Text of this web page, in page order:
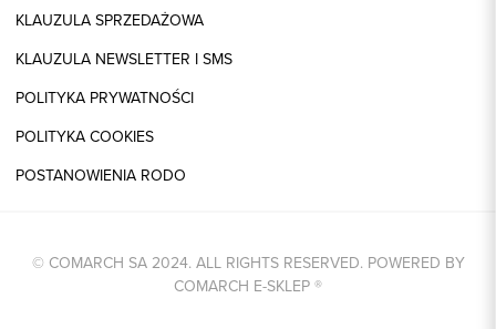
KLAUZULA SPRZEDAŻOWA
KLAUZULA NEWSLETTER I SMS
POLITYKA PRYWATNOŚCI
POLITYKA COOKIES
POSTANOWIENIA RODO
© COMARCH SA 2024. ALL RIGHTS RESERVED. POWERED BY
COMARCH E-SKLEP®